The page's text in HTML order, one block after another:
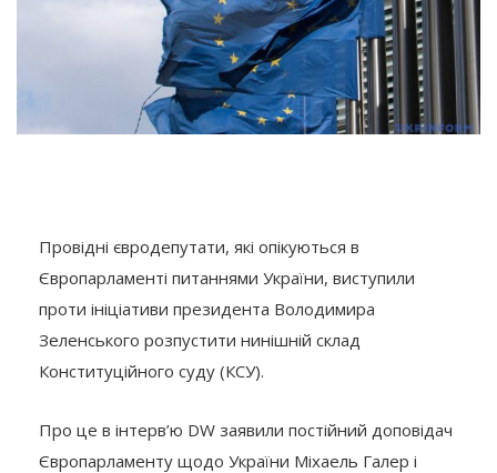
Провідні євродепутати, які опікуються в
Європарламенті питаннями України, виступили
проти ініціативи президента Володимира
Зеленського розпустити нинішній склад
Конституційного суду (КСУ).
Про це в інтерв’ю DW заявили постійний доповідач
Європарламенту щодо України Міхаель Галер і